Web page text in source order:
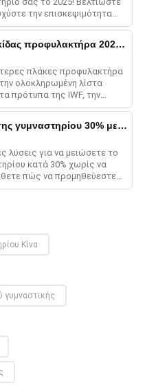
την επισκεψιμότητα
πάγκους, high-
Λίστα ελέγχου προτύπων πινακίδας προφυλακτήρα 2025: Συμβουλές ποιότητας
πλάκες προφυλακτήρα
ολοκληρωμένη λίστα
πρότυπα της IWF, την
αναπήδησης, ένα......
Μειώστε το κόστος εγκατάστασης γυμναστηρίου 30% με 5 Εξοπλισμός Hacks
λύσεις για να μειώσετε το
κατά 30% χωρίς να
πώς να προμηθεύεστε
πολυλειτουργικό ge......
Κίνα
γυμναστικής